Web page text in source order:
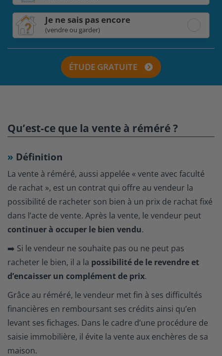
Je ne sais pas encore
(vendre ou garder)
ÉTUDE GRATUITE
Qu’est-ce que la vente à réméré ?
Définition
La vente à réméré, aussi appelée « vente avec faculté
de rachat », est un contrat qui offre au vendeur la
possibilité de racheter son bien à un prix de rachat fixé
dans l’acte de vente. Après la vente, le vendeur peut
continuer à occuper le bien vendu.
➡️ Si le vendeur ne souhaite pas ou ne peut pas
racheter le bien, il a la possibilité de le revendre et
d’encaisser un complément de prix.
Grâce au réméré, le vendeur met fin à ses difficultés
financières en remboursant ses crédits ainsi qu’en
levant ses fichages. Dans le cadre d’une procédure de
saisie immobilière, il évite la vente aux enchères de sa
maison.